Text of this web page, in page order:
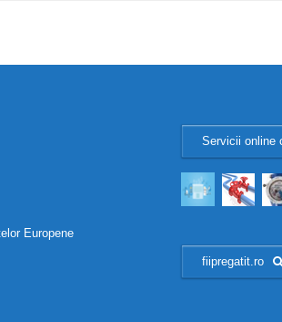
Europene
Servicii online
fiipregatit.ro